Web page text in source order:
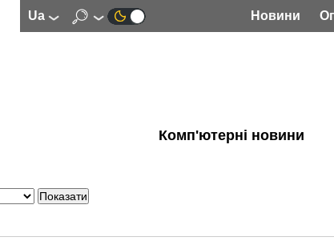
ua Новини
Комп'ютерні новини